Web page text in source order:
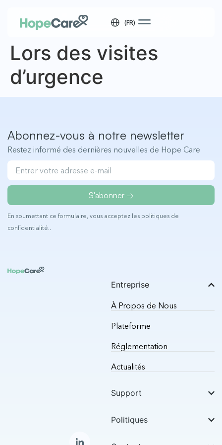
(FR)
Lors des visites
d’urgence
Abonnez-vous à notre newsletter
Restez informé des dernières nouvelles de Hope Care
S'abonner →
En soumettant ce formulaire, vous acceptez les politiques de
confidentialité..
Entreprise
À Propos de Nous
Plateforme
Réglementation
Actualités
Support
Politiques